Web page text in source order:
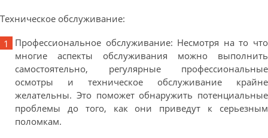
Техническое обслуживание:
Профессиональное обслуживание: Несмотря на то что
многие аспекты обслуживания можно выполнить
самостоятельно, регулярные профессиональные
осмотры и техническое обслуживание крайне
желательны. Это поможет обнаружить потенциальные
проблемы до того, как они приведут к серьезным
поломкам.